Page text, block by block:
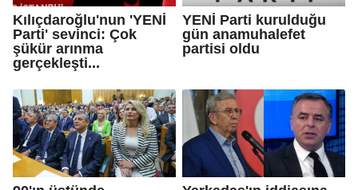
Kılıçdaroğlu'nun 'YENİ
Parti' sevinci: Çok
şükür arınma
gerçekleşti...
YENİ Parti kurulduğu
gün anamuhalefet
partisi oldu